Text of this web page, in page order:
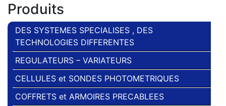
Produits
DES SYSTEMES SPECIALISES , DES
TECHNOLOGIES DIFFERENTES
REGULATEURS – VARIATEURS
CELLULES et SONDES PHOTOMETRIQUES
COFFRETS et ARMOIRES PRECABLEES